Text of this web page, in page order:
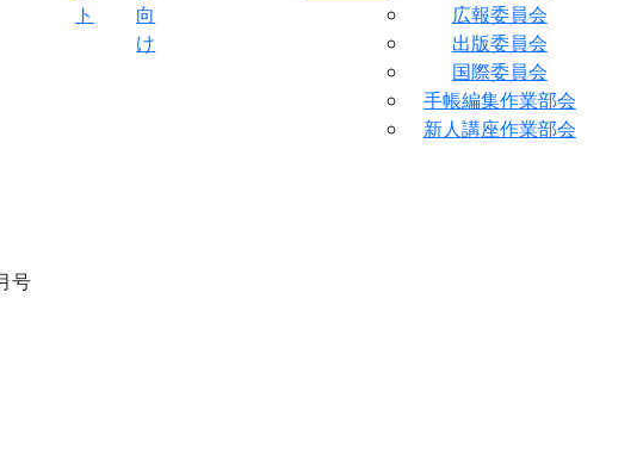
ト
向
け
広報委員会
出版委員会
国際委員会
手帳編集作業部会
新人講座作業部会
号